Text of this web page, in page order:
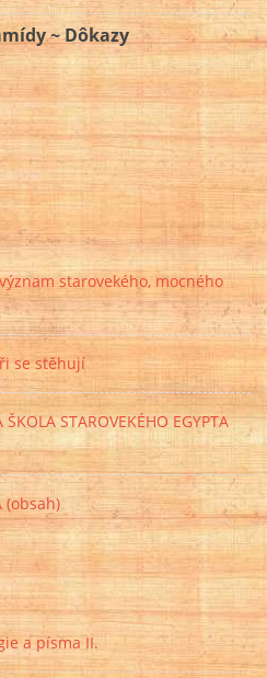
~ Dôkazy
starovekého, mocného
se stěhují
STAROVEKÉHO EGYPTA
(obsah)
a písma II.